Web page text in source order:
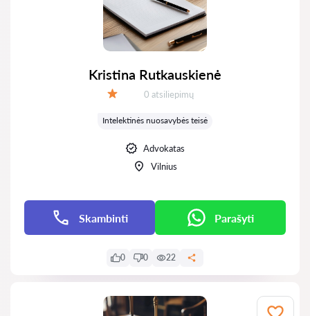
Kristina Rutkauskienė
Atsiliepimų:
0 atsiliepimų
Intelektinės nuosavybės teisė
Advokatas
Vilnius
Skambinti Parašyti
0 0 22